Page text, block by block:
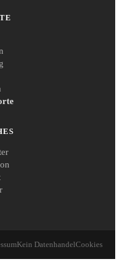
Kein DatenhandelCookies